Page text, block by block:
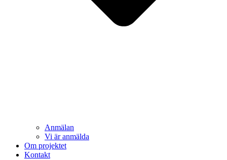
Anmälan
Vi är anmälda
Om projektet
Kontakt